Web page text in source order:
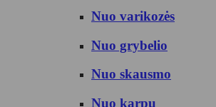
Nuo varikozės
Nuo grybelio
Nuo skausmo
Nuo karpų